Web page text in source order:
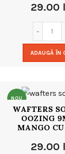
29.00
ADAUGĂ ÎN
NOU
WAFTERS
OOZING
MANGO
29.00